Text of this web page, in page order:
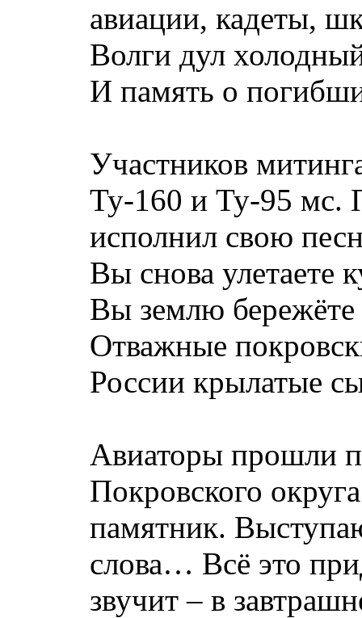
авиации, кадеты,
Волги дул
И память о
Участников
Ту-160 и Ту-95 мс.
исполнил свою
Вы снова улетаете
Вы землю
Отважные
России крылатые
Авиаторы прошли
Покровского
памятник.
слова… Всё это
звучит – в